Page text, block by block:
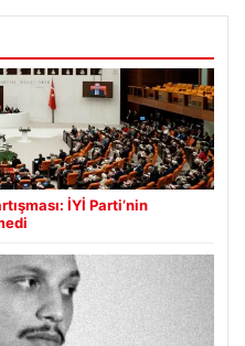
İYİ Parti’nin